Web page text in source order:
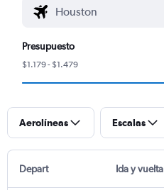
Presupuesto
$1.179 - $1.479
Aerolíneas Escalas
Depart Ida y vuelta